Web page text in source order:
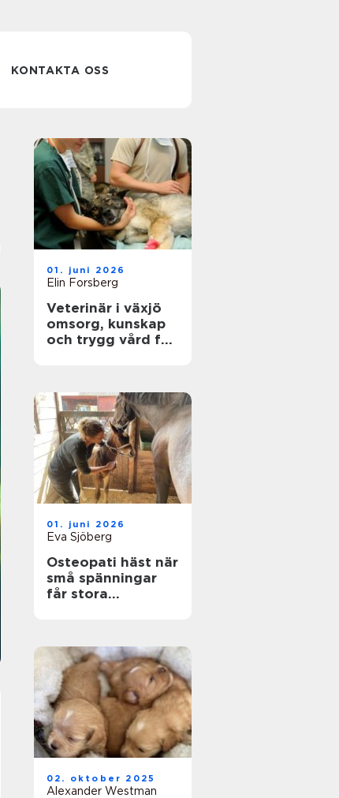
KONTAKTA OSS
01. juni 2026
Elin Forsberg
Veterinär i växjö
omsorg, kunskap
och trygg vård för
01. juni 2026
Eva Sjöberg
Osteopati häst när
små spänningar
får stora
02. oktober 2025
Alexander Westman